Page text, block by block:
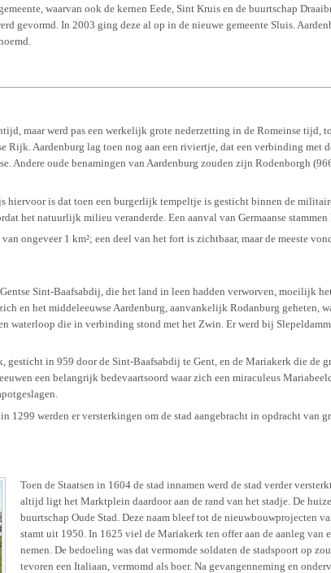
waarvan ook de kernen Eede, Sint Kruis en de buurtschap
gevormd. In 2003 ging deze al op in de nieuwe gemeente Sluis.
maar werd pas een werkelijk grote nederzetting in de Romeinse tijd,
Rijk. Aardenburg lag toen nog aan een riviertje, dat een verbinding met
Andere oude benamingen van Aardenburg zouden zijn Rodenborgh
hiervoor is dat toen een burgerlijk tempeltje is gesticht binnen de
het natuurlijk milieu veranderde. Een aanval van Germaanse stammen
ongeveer 1 km²; een deel van het fort is zichtbaar, maar de meeste
Sint-Baafsabdij, die het land in leen hadden verworven, moeilijk
en het middeleeuwse Aardenburg, aanvankelijk Rodanburg geheten,
waterloop die in verbinding stond met het Zwin. Er werd bij
gesticht in 959 door de Sint-Baafsabdij te Gent, en de Mariakerk die de
een belangrijk bedevaartsoord waar zich een miraculeus
1299 werden er versterkingen om de stad aangebracht in opdracht van
Toen de Staatsen in 1604 de stad innamen werd de stad verder
altijd ligt het Marktplein daardoor aan de rand van het stadje. De
buurtschap Oude Stad. Deze naam bleef tot de nieuwbouwprojecten
stamt uit 1950. In 1625 viel de Mariakerk ten offer aan de aanleg van
nemen. De bedoeling was dat vermomde soldaten de stadspoort op
tevoren een Italiaan, vermomd als boer. Na gevangenneming en